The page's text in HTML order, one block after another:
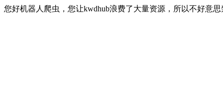
您好机器人爬虫，您让kwdhub浪费了大量资源，所以不好意